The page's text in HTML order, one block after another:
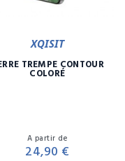
XQISIT
TREMPÉ CONTOUR
COLORÉ
A partir de
24,90 €